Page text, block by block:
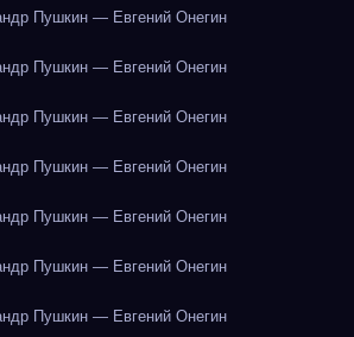
Пушкин — Евгений Онегин
Пушкин — Евгений Онегин
Пушкин — Евгений Онегин
Пушкин — Евгений Онегин
Пушкин — Евгений Онегин
Пушкин — Евгений Онегин
Пушкин — Евгений Онегин